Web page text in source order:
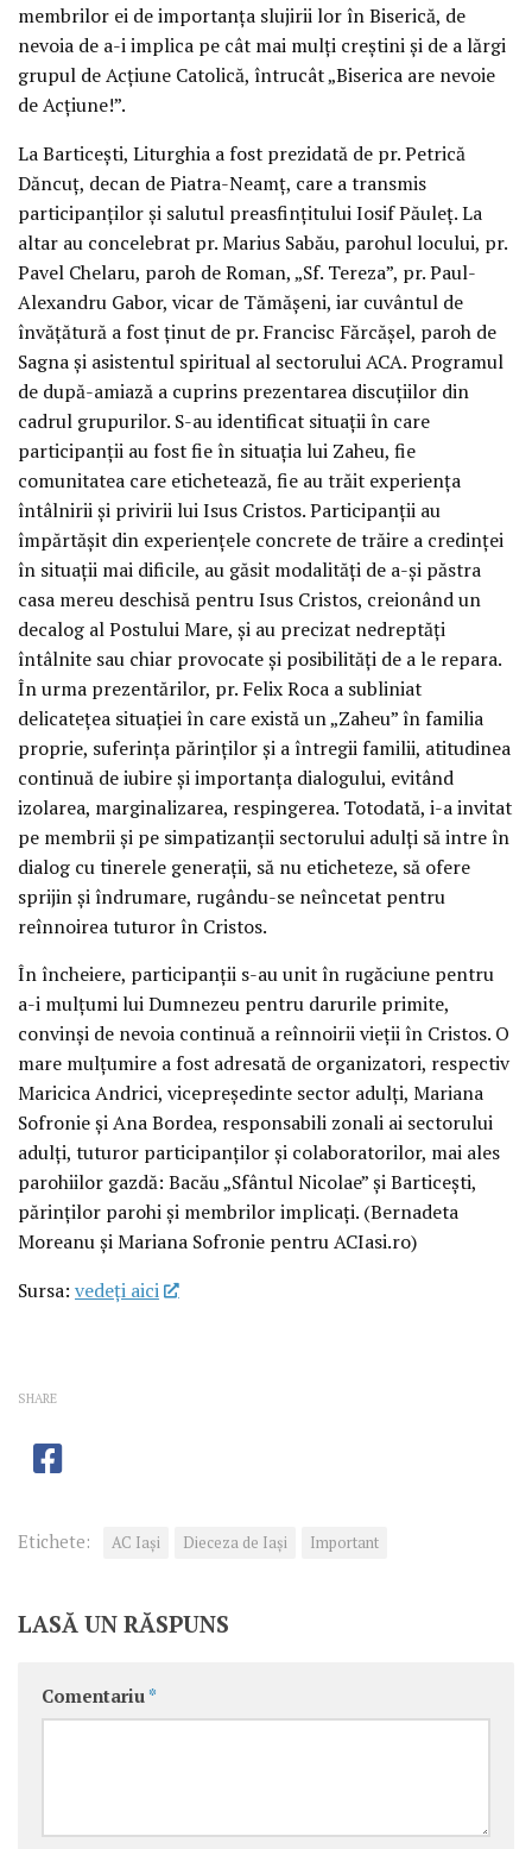
membrilor ei de importanța slujirii lor în Biserică, de
nevoia de a-i implica pe cât mai mulți creștini și de a lărgi
grupul de Acțiune Catolică, întrucât „Biserica are nevoie
de Acțiune!”.
La Barticești, Liturghia a fost prezidată de pr. Petrică
Dăncuț, decan de Piatra-Neamț, care a transmis
participanților și salutul preasfințitului Iosif Păuleț. La
altar au concelebrat pr. Marius Sabău, parohul locului, pr.
Pavel Chelaru, paroh de Roman, „Sf. Tereza”, pr. Paul-
Alexandru Gabor, vicar de Tămășeni, iar cuvântul de
învățătură a fost ținut de pr. Francisc Fărcășel, paroh de
Sagna și asistentul spiritual al sectorului ACA. Programul
de după-amiază a cuprins prezentarea discuțiilor din
cadrul grupurilor. S-au identificat situații în care
participanții au fost fie în situația lui Zaheu, fie
comunitatea care etichetează, fie au trăit experiența
întâlnirii și privirii lui Isus Cristos. Participanții au
împărtășit din experiențele concrete de trăire a credinței
în situații mai dificile, au găsit modalități de a-și păstra
casa mereu deschisă pentru Isus Cristos, creionând un
decalog al Postului Mare, și au precizat nedreptăți
întâlnite sau chiar provocate și posibilități de a le repara.
În urma prezentărilor, pr. Felix Roca a subliniat
delicatețea situației în care există un „Zaheu” în familia
proprie, suferința părinților și a întregii familii, atitudinea
continuă de iubire și importanța dialogului, evitând
izolarea, marginalizarea, respingerea. Totodată, i-a invitat
pe membrii și pe simpatizanții sectorului adulți să intre în
dialog cu tinerele generații, să nu eticheteze, să ofere
sprijin și îndrumare, rugându-se neîncetat pentru
reînnoirea tuturor în Cristos.
În încheiere, participanții s-au unit în rugăciune pentru
a-i mulțumi lui Dumnezeu pentru darurile primite,
convinși de nevoia continuă a reînnoirii vieții în Cristos. O
mare mulțumire a fost adresată de organizatori, respectiv
Maricica Andrici, vicepreședinte sector adulți, Mariana
Sofronie și Ana Bordea, responsabili zonali ai sectorului
adulți, tuturor participanților și colaboratorilor, mai ales
parohiilor gazdă: Bacău „Sfântul Nicolae” și Barticești,
părinților parohi și membrilor implicați. (Bernadeta
Moreanu și Mariana Sofronie pentru ACIasi.ro)
Sursa: vedeţi aici
SHARE
Etichete: AC Iași Dieceza de Iași Important
LASĂ UN RĂSPUNS
Comentariu *